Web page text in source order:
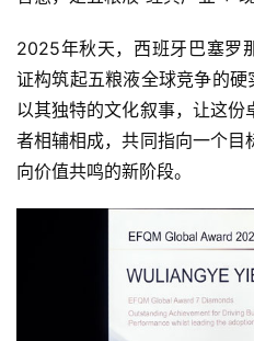
2025年秋天，西班牙巴塞罗
证构筑起五粮液全球竞争的硬
以其独特的文化叙事，让这
者相辅相成，共同指向一个
向价值共鸣的新阶段。